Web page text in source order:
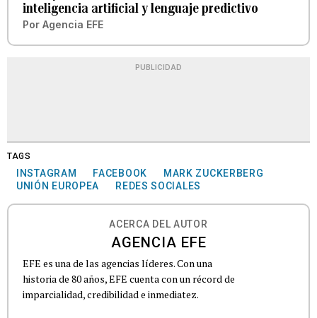
inteligencia artificial y lenguaje predictivo
Por Agencia EFE
PUBLICIDAD
TAGS
INSTAGRAM FACEBOOK
MARK ZUCKERBERG
UNIÓN EUROPEA
REDES SOCIALES
ACERCA DEL AUTOR
AGENCIA EFE
EFE es una de las agencias líderes. Con una
historia de 80 años, EFE cuenta con un récord de
imparcialidad, credibilidad e inmediatez.